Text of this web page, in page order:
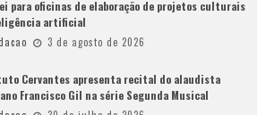
para oficinas de elaboração de projetos culturais
artificial
3 de agosto de 2026
Cervantes apresenta recital do alaudista
Francisco Gil na série Segunda Musical